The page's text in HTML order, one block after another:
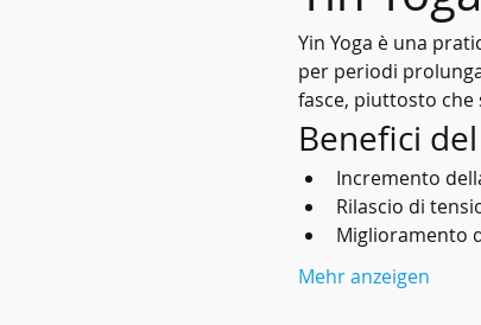
Yin Yoga è una
per periodi
fasce, piuttosto
Benefici
Incremento
Rilascio di
Miglioramento
Mehr anzeigen